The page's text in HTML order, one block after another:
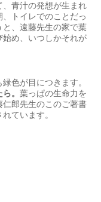
、青汁の発想が生まれ
トイレでのことだっ
、遠藤先生の家で葉
め、いつしかそれが
色が目につきます。
ら。葉っぱの生命力を
郎先生のこのご著書
ています。